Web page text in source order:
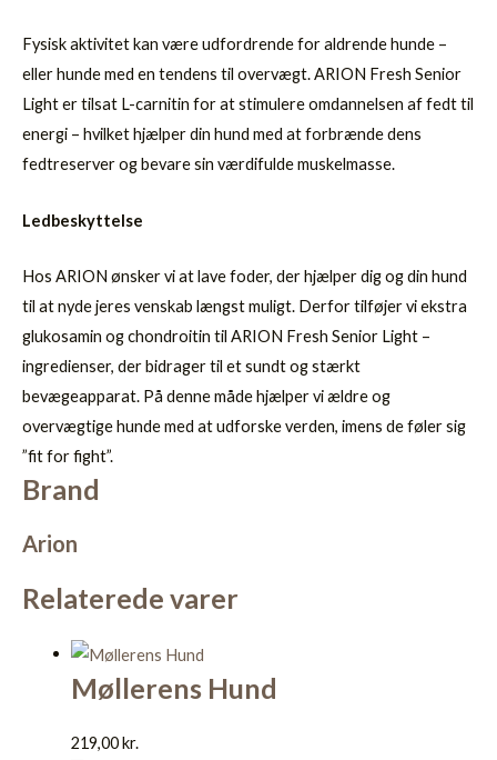
Fysisk aktivitet kan være udfordrende for aldrende hunde –
eller hunde med en tendens til overvægt. ARION Fresh Senior
Light er tilsat L-carnitin for at stimulere omdannelsen af fedt til
energi – hvilket hjælper din hund med at forbrænde dens
fedtreserver og bevare sin værdifulde muskelmasse.
Ledbeskyttelse
Hos ARION ønsker vi at lave foder, der hjælper dig og din hund
til at nyde jeres venskab længst muligt. Derfor tilføjer vi ekstra
glukosamin og chondroitin til ARION Fresh Senior Light –
ingredienser, der bidrager til et sundt og stærkt
bevægeapparat. På denne måde hjælper vi ældre og
overvægtige hunde med at udforske verden, imens de føler sig
”fit for fight”.
Brand
Arion
Relaterede varer
Møllerens Hund
219,00kr.